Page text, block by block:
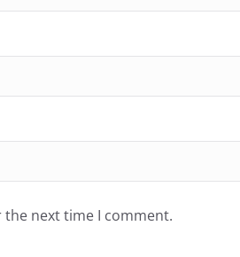
the next time I comment.